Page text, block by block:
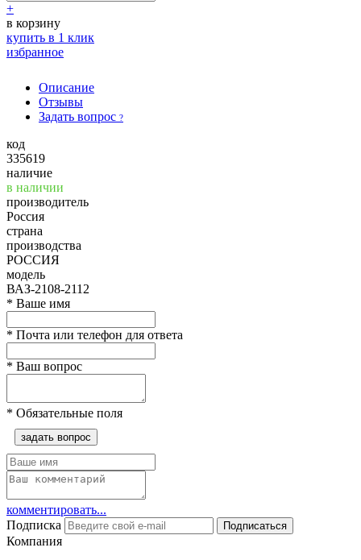
+
в корзину
купить в 1 клик
избранное
Описание
Отзывы
Задать вопрос ?
код
335619
наличие
в наличии
производитель
Россия
страна
производства
РОССИЯ
модель
ВАЗ-2108-2112
* Ваше имя
* Почта или телефон для ответа
* Ваш вопрос
* Обязательные поля
задать вопрос
комментировать...
Подписка
Подписаться
Компания